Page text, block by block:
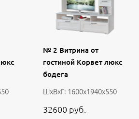
№ 2 Витрина от
гостиной Корвет люкс
бодега
ШхВхГ: 1600х1940х550
32600 руб.